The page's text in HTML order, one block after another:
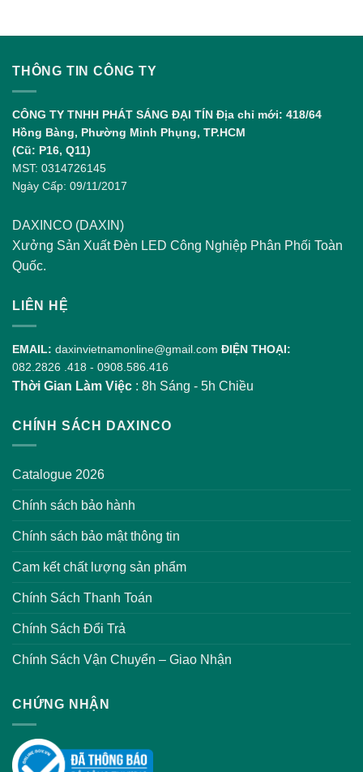
Điểm
Phát
Triển
THÔNG TIN CÔNG TY
CÔNG TY TNHH PHÁT SÁNG ĐẠI TÍN Địa chỉ mới: 418/64
Hồng Bàng, Phường Minh Phụng, TP.HCM
(Cũ: P16, Q11)
MST: 0314726145
Ngày Cấp: 09/11/2017
DAXINCO (DAXIN)
Xưởng Sản Xuất Đèn LED Công Nghiệp Phân Phối Toàn
Quốc.
LIÊN HỆ
EMAIL: daxinvietnamonline@gmail.com ĐIỆN THOẠI:
082.2826 .418 - 0908.586.416
Thời Gian Làm Việc : 8h Sáng - 5h Chiều
CHÍNH SÁCH DAXINCO
Catalogue 2026
Chính sách bảo hành
Chính sách bảo mật thông tin
Cam kết chất lượng sản phẩm
Chính Sách Thanh Toán
Chính Sách Đổi Trả
Chính Sách Vận Chuyển – Giao Nhận
CHỨNG NHẬN